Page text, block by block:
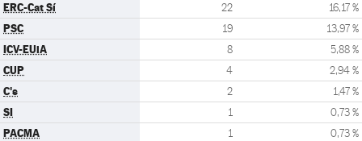
ERC-Cat Sí 22 16,17 %
PSC 19 13,97 %
ICV-EUiA 8 5,88 %
CUP 4 2,94 %
C's 2 1,47 %
SI 1 0,73 %
PACMA 1 0,73 %